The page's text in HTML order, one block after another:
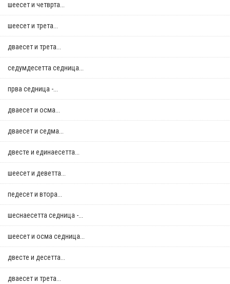
шеесет и четврта...
шеесет и трета...
дваесет и трета...
седумдесетта седница...
прва седница -...
дваесет и осма...
дваесет и седма...
двестe и единаесетта...
шеесет и деветта...
педесет и втора...
шеснаесетта седница -...
шеесет и осма седница...
двестe и десетта...
дваесет и трета...